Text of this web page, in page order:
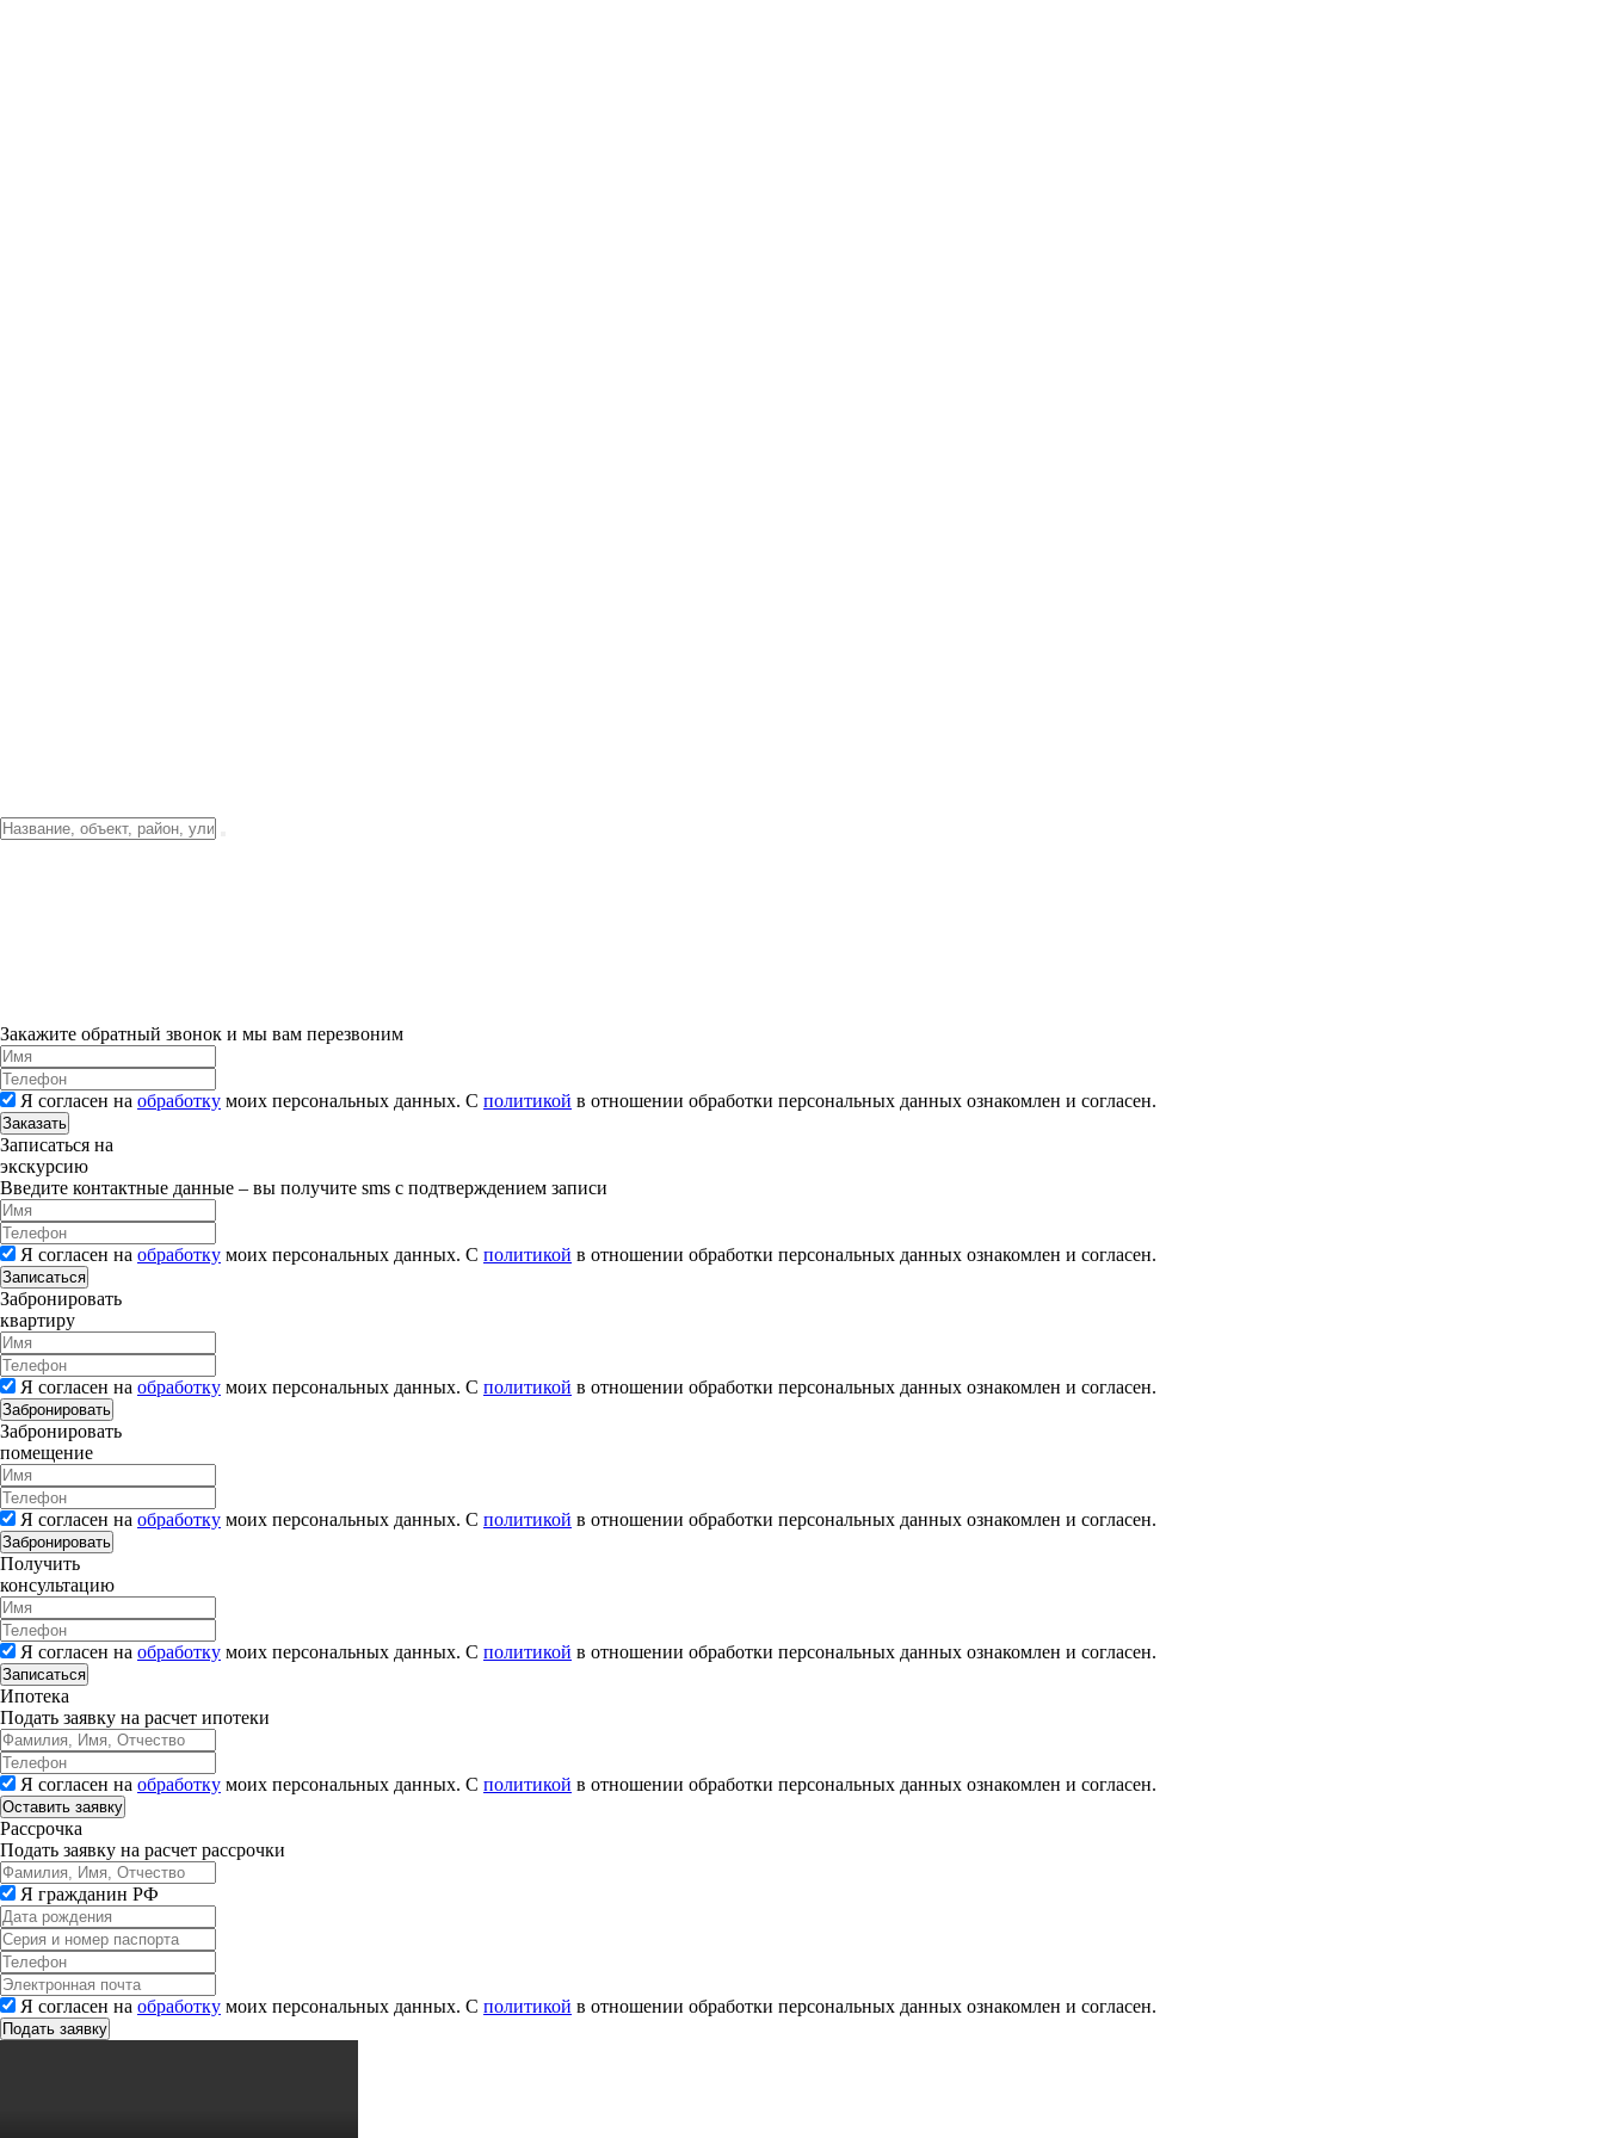
Закажите обратный звонок и мы вам перезвоним
Я согласен на обработку моих персональных данных. С политикой в отношении обработки персональных данных ознакомлен и согласен.
Заказать
Записаться на
экскурсию
Введите контактные данные – вы получите sms с подтверждением записи
Я согласен на обработку моих персональных данных. С политикой в отношении обработки персональных данных ознакомлен и согласен.
Записаться
Забронировать
квартиру
Я согласен на обработку моих персональных данных. С политикой в отношении обработки персональных данных ознакомлен и согласен.
Забронировать
Забронировать
помещение
Я согласен на обработку моих персональных данных. С политикой в отношении обработки персональных данных ознакомлен и согласен.
Забронировать
Получить
консультацию
Я согласен на обработку моих персональных данных. С политикой в отношении обработки персональных данных ознакомлен и согласен.
Записаться
Ипотека
Подать заявку на расчет ипотеки
Я согласен на обработку моих персональных данных. С политикой в отношении обработки персональных данных ознакомлен и согласен.
Рассрочка
Подать заявку на расчет рассрочки
Я гражданин РФ
Я согласен на обработку моих персональных данных. С политикой в отношении обработки персональных данных ознакомлен и согласен.